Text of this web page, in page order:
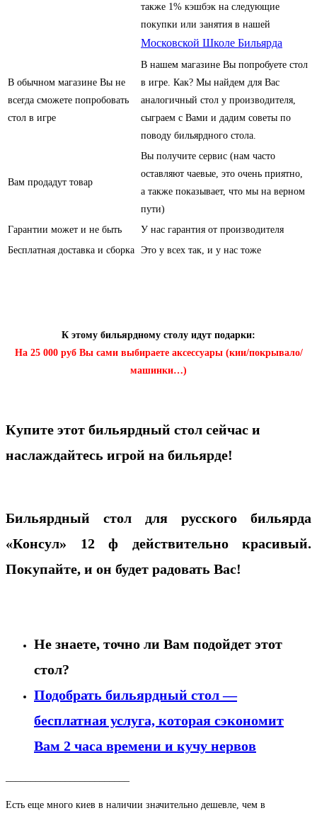
также 1% кэшбэк на следующие
покупки или занятия в нашей
Московской Школе Бильярда
В обычном магазине Вы не
всегда сможете попробовать
стол в игре
В нашем магазине Вы попробуете стол
в игре. Как? Мы найдем для Вас
аналогичный стол у производителя,
сыграем с Вами и дадим советы по
поводу бильярдного стола.
Вам продадут товар
Вы получите сервис (нам часто
оставляют чаевые, это очень приятно,
а также показывает, что мы на верном
пути)
Гарантии может и не быть
У нас гарантия от производителя
Бесплатная доставка и сборка Это у всех так, и у нас тоже
К этому бильярдному столу идут подарки:
На 25 000 руб Вы сами выбираете аксессуары (кии/покрывало/
машинки…)
Купите этот бильярдный стол сейчас и
наслаждайтесь игрой на бильярде!
Бильярдный стол для русского бильярда
«Консул» 12 ф действительно красивый.
Покупайте, и он будет радовать Вас!
Не знаете, точно ли Вам подойдет этот
стол?
Подобрать бильярдный стол —
бесплатная услуга, которая сэкономит
Вам 2 часа времени и кучу нервов
Есть еще много киев в наличии значительно дешевле, чем в